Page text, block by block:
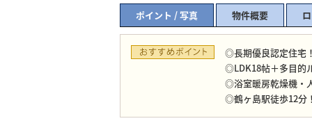
ポイント / 写真 物件概要
◎長期優良認定住宅
◎LDK18帖＋多目的
◎浴室暖房乾燥機・
◎鶴ヶ島駅徒歩12分